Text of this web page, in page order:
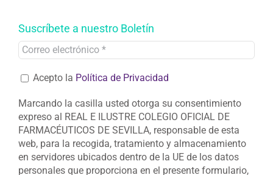
Suscríbete a nuestro Boletín
Acepto la Política de Privacidad
Marcando la casilla usted otorga su consentimiento
expreso al REAL E ILUSTRE COLEGIO OFICIAL DE
FARMACÉUTICOS DE SEVILLA, responsable de esta
web, para la recogida, tratamiento y almacenamiento
en servidores ubicados dentro de la UE de los datos
personales que proporciona en el presente formulario,